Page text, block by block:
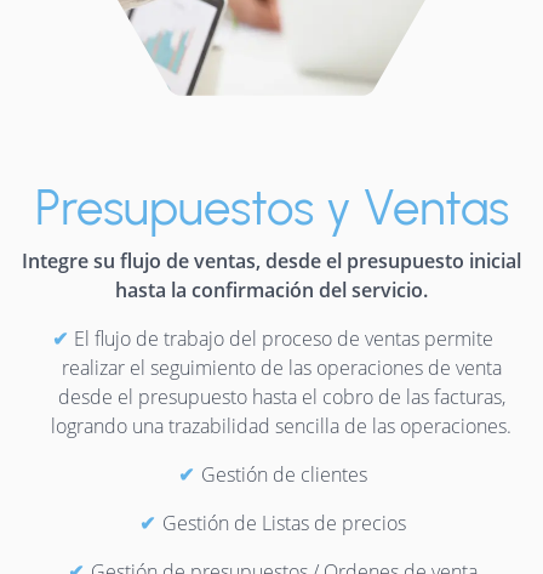
Presupuestos y Ventas
Integre su flujo de ventas, desde el presupuesto inicial
hasta la confirmación del servicio.
El flujo de trabajo del proceso de ventas permite
realizar el seguimiento de las operaciones de venta
desde el presupuesto hasta el cobro de las facturas,
logrando una trazabilidad sencilla de las operaciones.
Gestión de clientes
Gestión de Listas de precios